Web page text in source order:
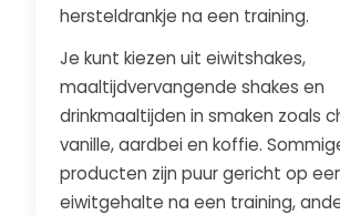
hersteldrankje na een training.
Je kunt kiezen uit eiwitshakes,
maaltijdvervangende shakes en
drinkmaaltijden in smaken zoals
vanille, aardbei en koffie.
producten zijn puur gericht op
eiwitgehalte na een training,